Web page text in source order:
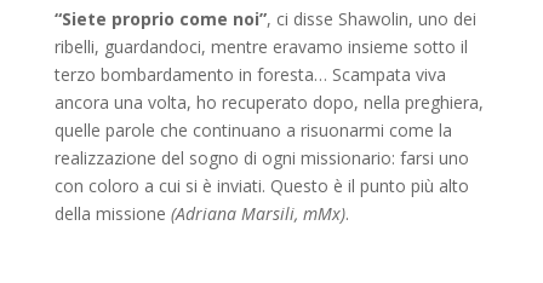
“Siete proprio come noi”, ci disse Shawolin, uno dei
ribelli, guardandoci, mentre eravamo insieme sotto il
terzo bombardamento in foresta… Scampata viva
ancora una volta, ho recuperato dopo, nella preghiera,
quelle parole che continuano a risuonarmi come la
realizzazione del sogno di ogni missionario: farsi uno
con coloro a cui si è inviati. Questo è il punto più alto
della missione (Adriana Marsili, mMx).